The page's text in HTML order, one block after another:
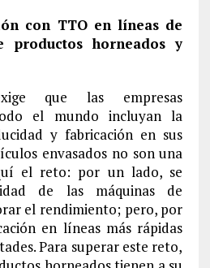
con TTO en líneas de
productos horneados y
que las empresas
el mundo incluyan la
y fabricación en sus
envasados no son una
el reto: por un lado, se
de las máquinas de
el rendimiento; pero, por
en líneas más rápidas
Para superar este reto,